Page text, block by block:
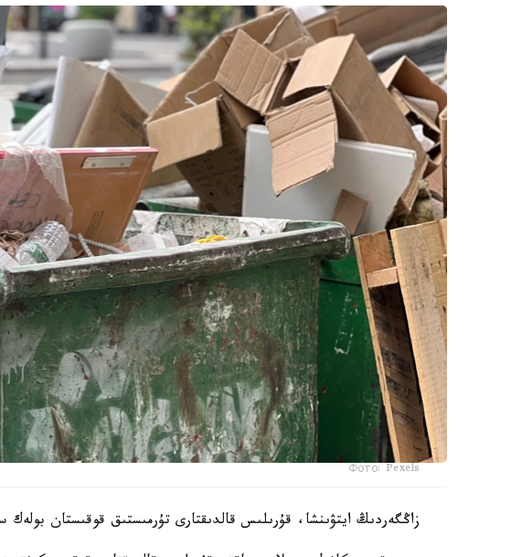
Фото: Pexels
زاڭگەردىڭ ايتۋىنشا، قۇرىلىس قالدىقتارى تۇرمىستىق قوقىستان بولەك